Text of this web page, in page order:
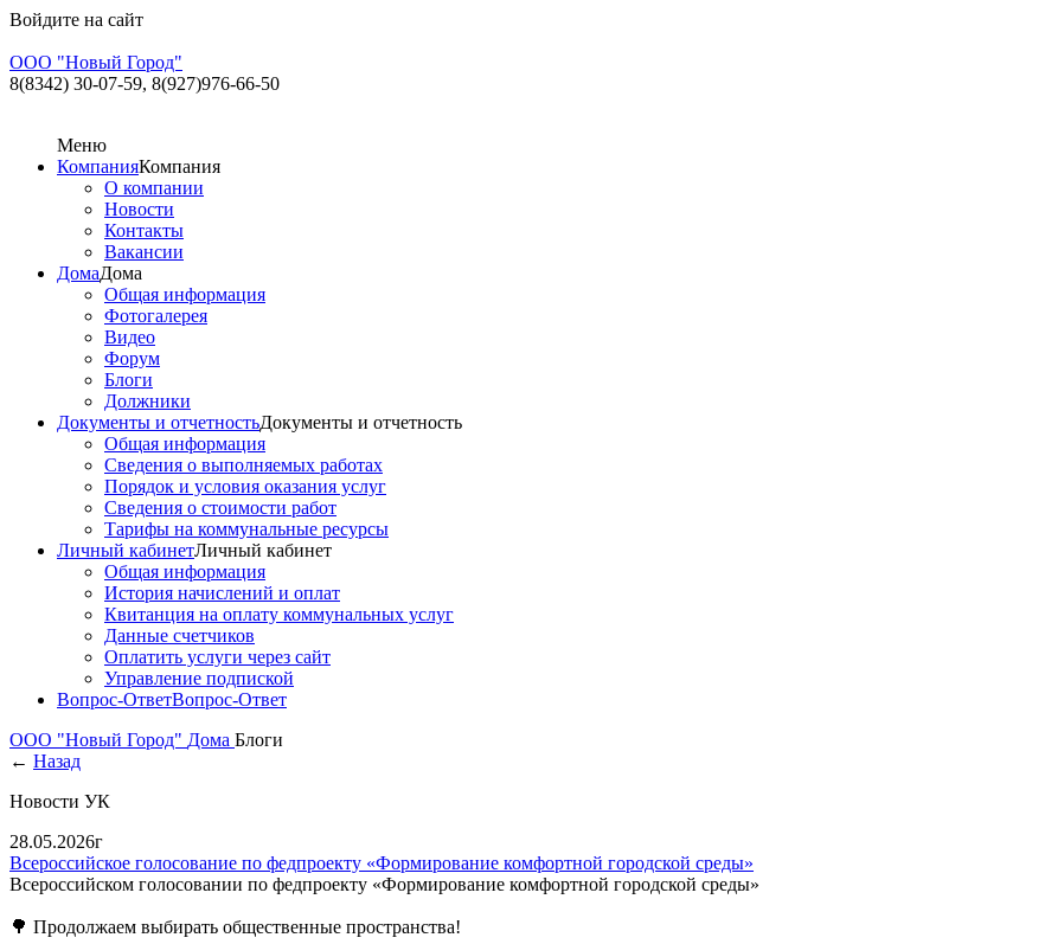
Войдите на сайт
ООО "Новый Город"
8(8342) 30-07-59, 8(927)976-66-50
Меню
КомпанияКомпания
О компании
Новости
Контакты
Вакансии
ДомаДома
Общая информация
Фотогалерея
Видео
Форум
Блоги
Должники
Документы и отчетностьДокументы и отчетность
Общая информация
Сведения о выполняемых работах
Порядок и условия оказания услуг
Сведения о стоимости работ
Тарифы на коммунальные ресурсы
Личный кабинетЛичный кабинет
Общая информация
История начислений и оплат
Квитанция на оплату коммунальных услуг
Данные счетчиков
Оплатить услуги через сайт
Управление подпиской
Вопрос-ОтветВопрос-Ответ
ООО "Новый Город" Дома Блоги
← Назад
Новости УК
28.05.2026г
Всероссийское голосование по федпроекту «Формирование комфортной городской среды»
Всероссийском голосовании по федпроекту «Формирование комфортной городской среды»
🌳 Продолжаем выбирать общественные пространства!